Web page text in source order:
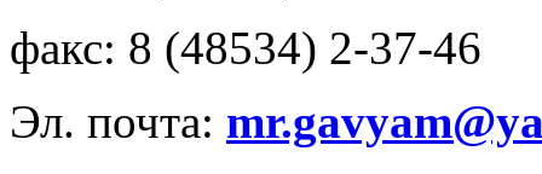
факс: 8 (48534) 2-37-46
Эл. почта: